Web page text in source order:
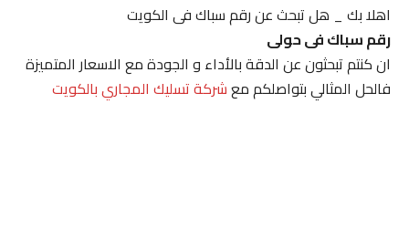
اهلا بك _ هل تبحث عن رقم سباك فى الكويت
رقم سباك فى حولى
ان كنتم تبحثون عن الدقة بالأداء و الجودة مع الاسعار المتميزة
فالحل المثالي بتواصلكم معشركة تسليك المجاري بالكويت